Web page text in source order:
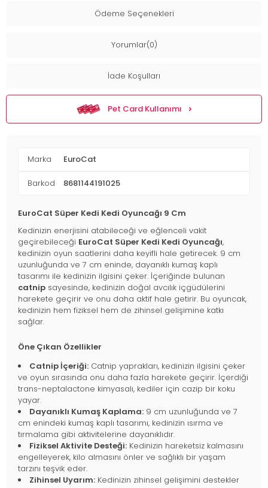
Ödeme Seçenekleri
Yorumlar(0)
İade Koşulları
Pet Card Kullanımı
Marka EuroCat
Barkod 8681144191025
EuroCat Süper Kedi Kedi Oyuncağı 9 Cm
Kedinizin enerjisini atabileceği ve eğlenceli vakit
geçirebileceği EuroCat Süper Kedi Kedi Oyuncağı,
kedinizin oyun saatlerini daha keyifli hale getirecek. 9 cm
uzunluğunda ve 7 cm eninde, dayanıklı kumaş kaplı
tasarımı ile kedinizin ilgisini çeker. İçeriğinde bulunan
catnip sayesinde, kedinizin doğal avcılık içgüdülerini
harekete geçirir ve onu daha aktif hale getirir. Bu oyuncak,
kedinizin hem fiziksel hem de zihinsel gelişimine katkı
sağlar.
Öne Çıkan Özellikler
Catnip İçeriği: Catnip yaprakları, kedinizin ilgisini çeker
ve oyun sırasında onu daha fazla harekete geçirir. İçerdiği
trans-neptalactone kimyasalı, kediler için cazip bir koku
yayar.
Dayanıklı Kumaş Kaplama: 9 cm uzunluğunda ve 7
cm enindeki kumaş kaplı tasarımı, kedinizin ısırma ve
tırmalama gibi aktivitelerine dayanıklıdır.
Fiziksel Aktivite Desteği: Kedinizin hareketsiz kalmasını
engelleyerek, kilo almasını önler ve sağlıklı bir yaşam
tarzını teşvik eder.
Zihinsel Uyarım: Kedinizin zihinsel gelişimini destekler